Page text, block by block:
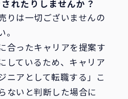
れたりしませんか？
りは一切ございませんの
合ったキャリアを提案す
しているため、キャリア
ニアとして転職する」こ
ないと判断した場合に